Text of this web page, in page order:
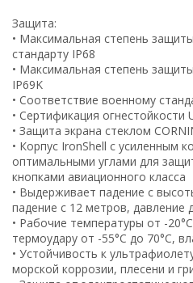
Защита:
• Максимальная степень
стандарту IP68
• Максимальная степень
IP69K
• Соответствие военному
• Сертификация огнестойкости
• Защита экрана стеклом
• Корпус IronShell с усиленным
оптимальными углами для
кнопками авиационного класса
• Выдерживает падение с
падение с 12 метров, давление
• Рабочие температуры от -
термоудару от -55°C до 70°C,
• Устойчивость к
морской коррозии, плесени и